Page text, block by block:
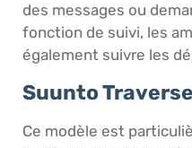
des messages ou
fonction de suivi, les
également suivre les
Suunto
Ce modèle est